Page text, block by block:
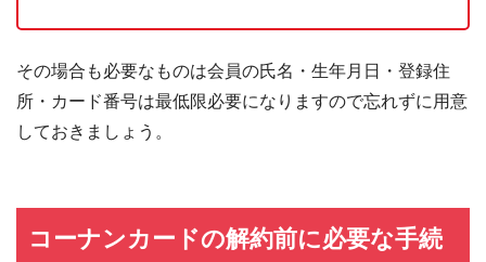
その場合も必要なものは会員の氏名・生年月日・登録住
所・カード番号は最低限必要になりますので忘れずに用意
しておきましょう。
コーナンカードの解約前に必要な手続